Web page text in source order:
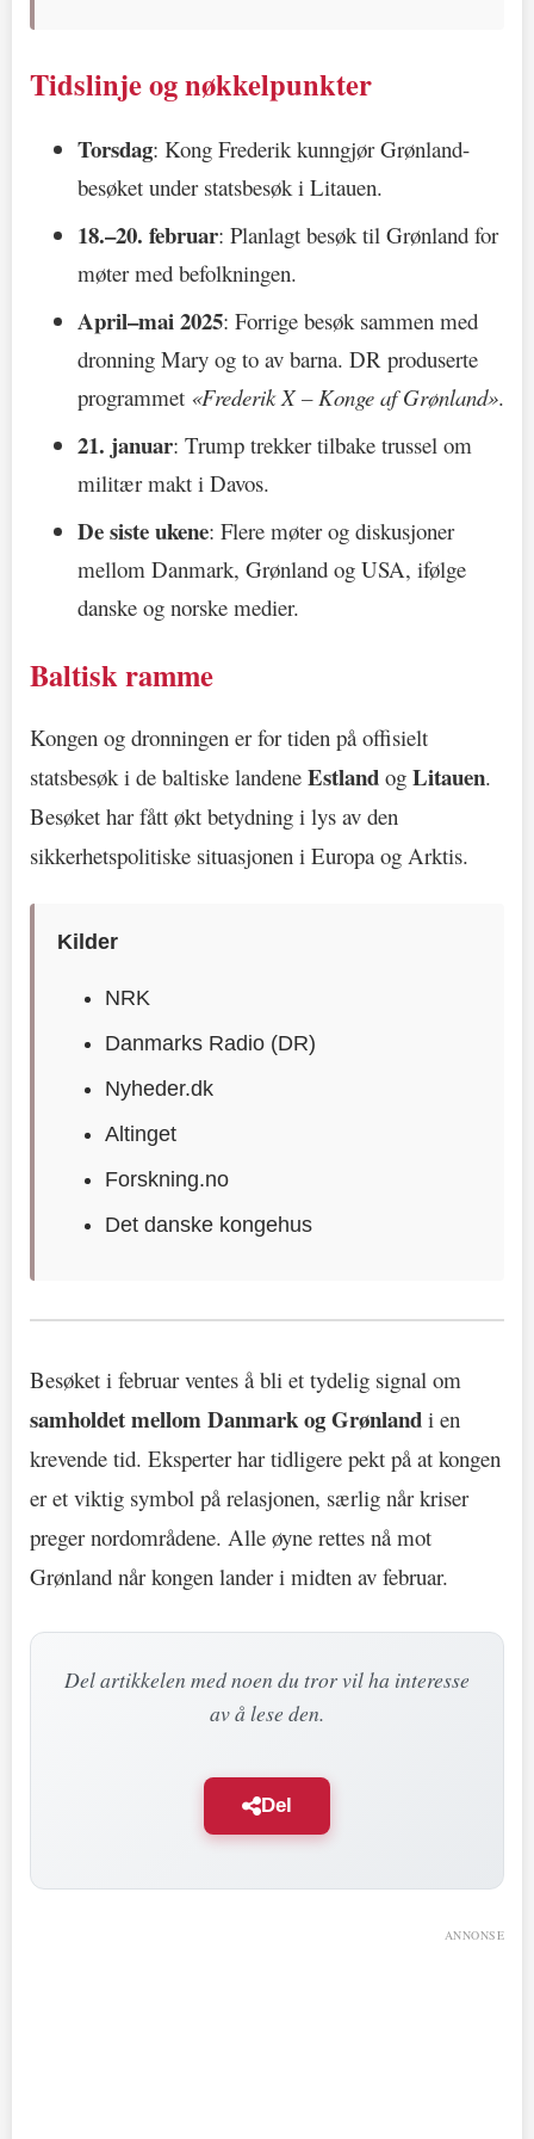
Tidslinje og nøkkelpunkter
Torsdag: Kong Frederik kunngjør Grønland-
besøket under statsbesøk i Litauen.
18.–20. februar: Planlagt besøk til Grønland for
møter med befolkningen.
April–mai 2025: Forrige besøk sammen med
dronning Mary og to av barna. DR produserte
programmet «Frederik X – Konge af Grønland».
21. januar: Trump trekker tilbake trussel om
militær makt i Davos.
De siste ukene: Flere møter og diskusjoner
mellom Danmark, Grønland og USA, ifølge
danske og norske medier.
Baltisk ramme
Kongen og dronningen er for tiden på offisielt
statsbesøk i de baltiske landene Estland og Litauen.
Besøket har fått økt betydning i lys av den
sikkerhetspolitiske situasjonen i Europa og Arktis.
Kilder
NRK
Danmarks Radio (DR)
Nyheder.dk
Altinget
Forskning.no
Det danske kongehus
Besøket i februar ventes å bli et tydelig signal om
samholdet mellom Danmark og Grønland i en
krevende tid. Eksperter har tidligere pekt på at kongen
er et viktig symbol på relasjonen, særlig når kriser
preger nordområdene. Alle øyne rettes nå mot
Grønland når kongen lander i midten av februar.
Del artikkelen med noen du tror vil ha interesse
av å lese den.
Del
ANNONSE